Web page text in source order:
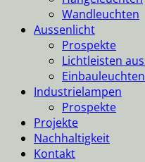
Wandleuchten
Aussenlicht
Prospekte
Lichtleisten
Industrielampen
Prospekte
Projekte
Nachhaltigkeit
Kontakt